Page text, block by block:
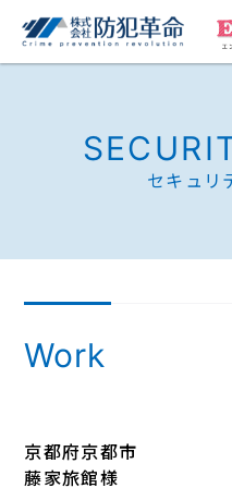
セキュリ
Work
京都府京都市
藤家旅館様